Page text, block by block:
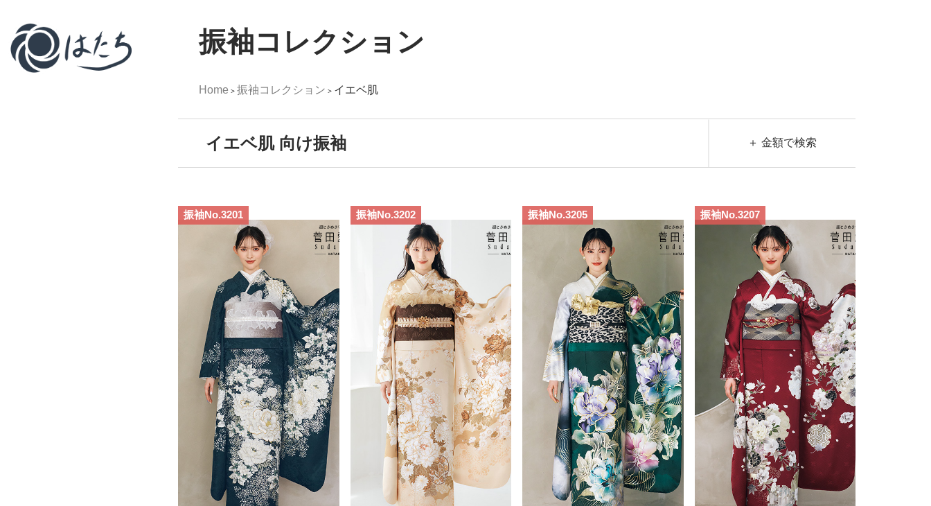
振袖コレクション
Home >振袖コレクション > イエベ肌
イエベ肌 向け振袖 ＋ 金額で検索
振袖No.3201 振袖No.3202 振袖No.3205 振袖No.3207